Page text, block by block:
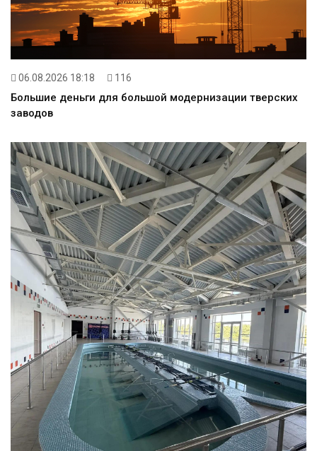
06.08.2026 18:18 116
Большие деньги для большой модернизации тверских
заводов